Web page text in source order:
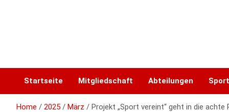
Startseite Mitgliedschaft Abteilungen
Home 2025 März Projekt „Sport vereint“ geht in die achte